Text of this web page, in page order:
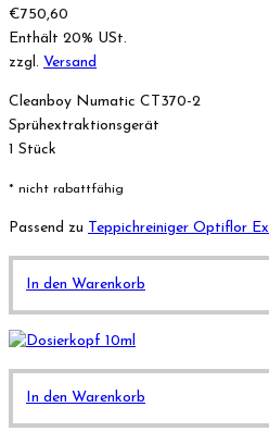
€750,60
Enthält 20% USt.
zzgl. Versand
Cleanboy Numatic CT370-2
Sprühextraktionsgerät
1 Stück
* nicht rabattfähig
Passend zu Teppichreiniger Optiflor Ex
In den Warenkorb
In den Warenkorb